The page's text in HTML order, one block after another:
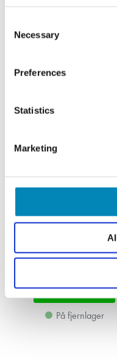
Selection
Necessary
Preferences
Statistics
Marketing
Højskab til bad slimline
LÆS MERE
På fjernlager